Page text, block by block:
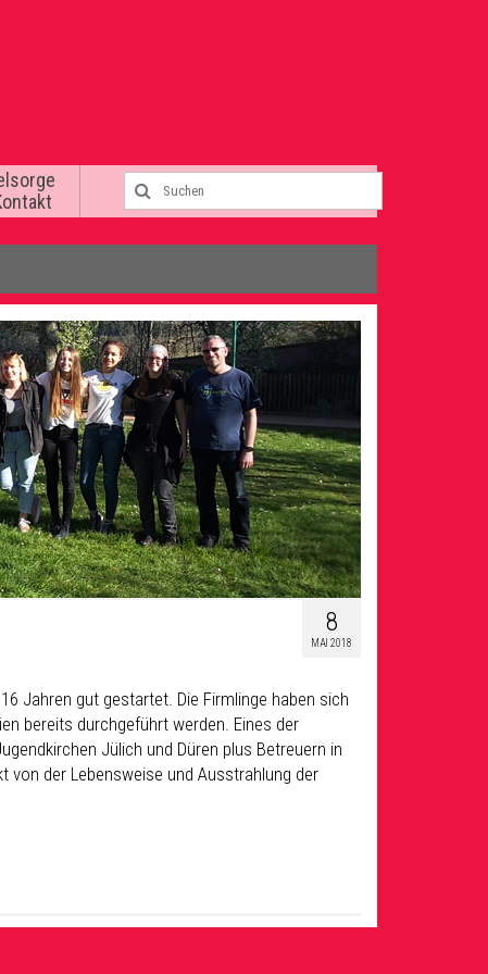
8
MAI 2018
Jahren gut gestartet. Die Firmlinge haben sich
bereits durchgeführt werden. Eines der
Jülich und Düren plus Betreuern in
von der Lebensweise und Ausstrahlung der